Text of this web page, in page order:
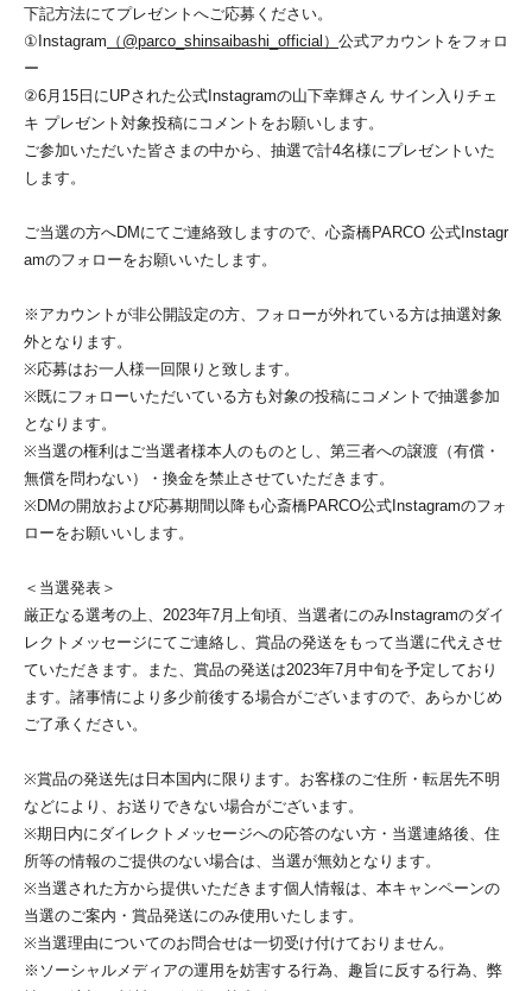
下記方法にてプレゼントへご応募ください。
①Instagram （@parco_shinsaibashi_official） 公式アカウントをフォロ
ー
②6月15日にUPされた公式Instagramの山下幸輝さん サイン入りチェ
キ プレゼント対象投稿にコメントをお願いします。
ご参加いただいた皆さまの中から、抽選で計4名様にプレゼントいた
します。
ご当選の方へDMにてご連絡致しますので、心斎橋PARCO 公式Instagr
amのフォローをお願いいたします。
※アカウントが非公開設定の方、フォローが外れている方は抽選対象
外となります。
※応募はお一人様一回限りと致します。
※既にフォローいただいている方も対象の投稿にコメントで抽選参加
となります。
※当選の権利はご当選者様本人のものとし、第三者への譲渡（有償・
無償を問わない）・換金を禁止させていただきます。
※DMの開放および応募期間以降も心斎橋PARCO公式Instagramのフォ
ローをお願いいします。
＜当選発表＞
厳正なる選考の上、2023年7月上旬頃、当選者にのみInstagramのダイ
レクトメッセージにてご連絡し、賞品の発送をもって当選に代えさせ
ていただきます。また、賞品の発送は2023年7月中旬を予定しており
ます。諸事情により多少前後する場合がございますので、あらかじめ
ご了承ください。
※賞品の発送先は日本国内に限ります。お客様のご住所・転居先不明
などにより、お送りできない場合がございます。
※期日内にダイレクトメッセージへの応答のない方・当選連絡後、住
所等の情報のご提供のない場合は、当選が無効となります。
※当選された方から提供いただきます個人情報は、本キャンペーンの
当選のご案内・賞品発送にのみ使用いたします。
※当選理由についてのお問合せは一切受け付けておりません。
※ソーシャルメディアの運用を妨害する行為、趣旨に反する行為、弊